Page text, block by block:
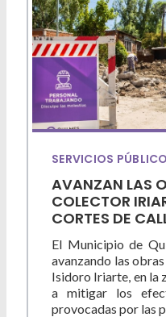
Deportes
Ambiente
Desarrollo Social
Mujeres y Diversidades
Derechos Humanos
Empleo y Formación
Internacionales
SERVICIOS
AVANZAN LAS
COLECTOR
CORTES DE
El Municipio de
avanzando las
Isidoro Iriarte, en la
a mitigar los
provocadas por las